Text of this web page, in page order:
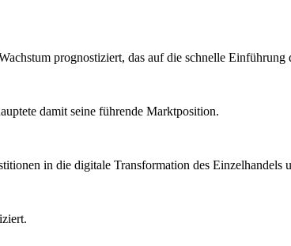
prognostiziert, das auf die schnelle
damit seine führende Marktposition.
in die digitale Transformation des Einzelhandels